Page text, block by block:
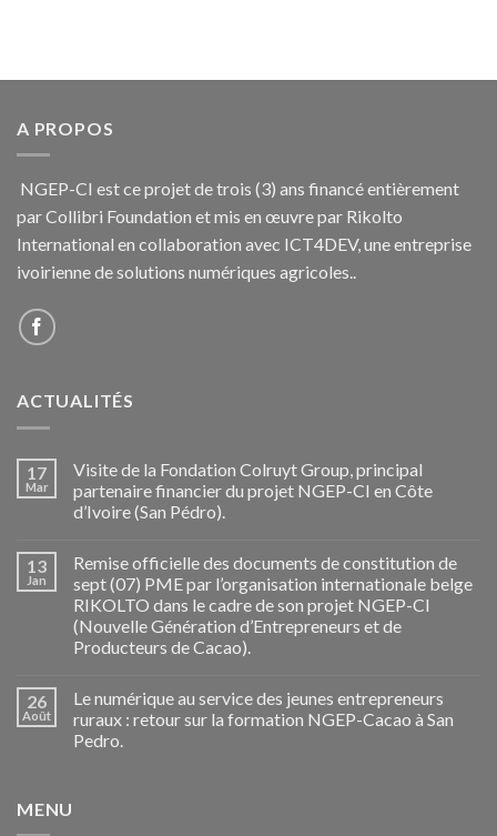
A PROPOS
NGEP-CI est ce projet de trois (3) ans financé entièrement
par Collibri Foundation et mis en œuvre par Rikolto
International en collaboration avec ICT4DEV, une entreprise
ivoirienne de solutions numériques agricoles..
ACTUALITÉS
17
Mar
Visite de la Fondation Colruyt Group, principal
partenaire financier du projet NGEP-CI en Côte
d’Ivoire (San Pédro).
13
Jan
Remise officielle des documents de constitution de
sept (07) PME par l’organisation internationale belge
RIKOLTO dans le cadre de son projet NGEP-CI
(Nouvelle Génération d’Entrepreneurs et de
Producteurs de Cacao).
26
Août
Le numérique au service des jeunes entrepreneurs
ruraux : retour sur la formation NGEP-Cacao à San
Pedro.
MENU